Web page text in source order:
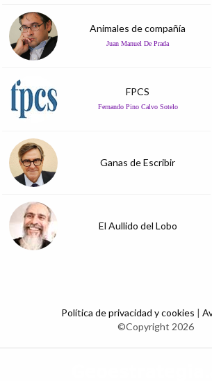
Animales de compañía
Juan Manuel De Prada
FPCS
Fernando Pino Calvo Sotelo
Ganas de Escribir
El Aullido del Lobo
Política de privacidad y cookies |
©Copyright 2026